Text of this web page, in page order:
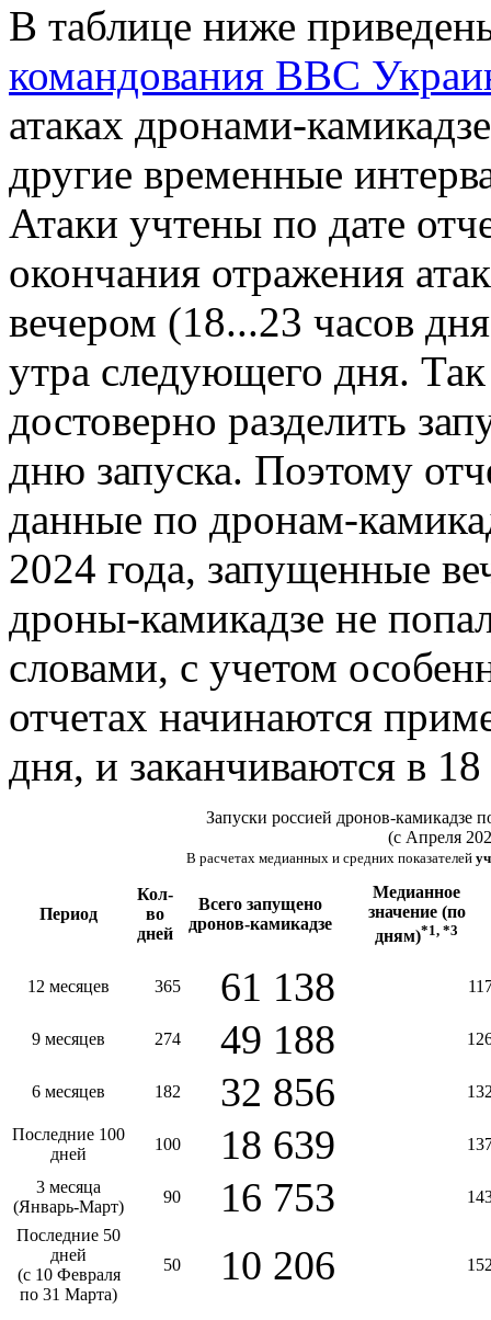
В таблице ниже
командования ВВС
атаках дронами-
другие временные
Атаки учтены по дате
окончания отражения
вечером (18...23 часов
утра следующего дня.
достоверно разделить
дню запуска. Поэтому
данные по дронам-
2024 года, запущенные
дроны-камикадзе не
словами, с учетом
отчетах начинаются
дня, и заканчиваются в
Запуски россией дронов-камикадзе
(с Апреля
В расчетах медианных и средних показателей
Период
Кол-
во
дней
Всего запущено
дронов-камикадзе
Медианное
значение (по
дням)*1, *3
12 месяцев 365 61 138
9 месяцев 274 49 188
6 месяцев 182 32 856
Последние 100
дней
100 18 639
3 месяца
(Январь-Март)
90 16 753
Последние 50
дней
(с 10 Февраля
по 31 Марта)
50 10 206